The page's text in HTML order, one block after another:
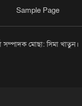
Sample Page
মোছা: সিমা খাতুন।